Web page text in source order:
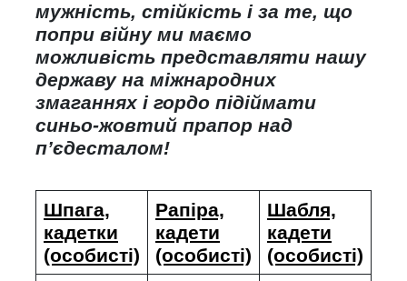
мужність, стійкість і за те, що
попри війну ми маємо
можливість представляти нашу
державу на міжнародних
змаганнях і гордо підіймати
синьо-жовтий прапор над
п’єдесталом!
Шпага,
кадетки
(особисті)
Рапіра,
кадети
(особисті)
Шабля,
кадети
(особисті)